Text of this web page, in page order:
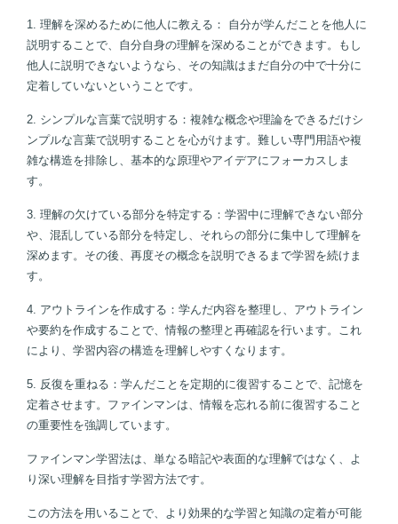
1. 理解を深めるために他人に教える： 自分が学んだことを他人に
説明することで、自分自身の理解を深めることができます。もし
他人に説明できないようなら、その知識はまだ自分の中で十分に
定着していないということです。
2. シンプルな言葉で説明する：複雑な概念や理論をできるだけシ
ンプルな言葉で説明することを心がけます。難しい専門用語や複
雑な構造を排除し、基本的な原理やアイデアにフォーカスしま
す。
3. 理解の欠けている部分を特定する：学習中に理解できない部分
や、混乱している部分を特定し、それらの部分に集中して理解を
深めます。その後、再度その概念を説明できるまで学習を続けま
す。
4. アウトラインを作成する：学んだ内容を整理し、アウトライン
や要約を作成することで、情報の整理と再確認を行います。これ
により、学習内容の構造を理解しやすくなります。
5. 反復を重ねる：学んだことを定期的に復習することで、記憶を
定着させます。ファインマンは、情報を忘れる前に復習すること
の重要性を強調しています。
ファインマン学習法は、単なる暗記や表面的な理解ではなく、よ
り深い理解を目指す学習方法です。
この方法を用いることで、より効果的な学習と知識の定着が可能